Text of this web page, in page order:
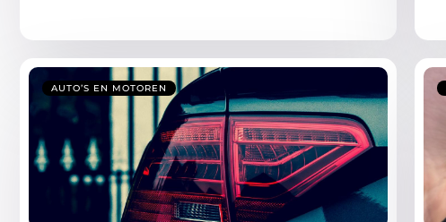
AUTO’S EN MOTOREN